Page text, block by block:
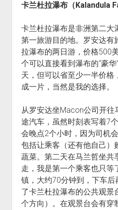
卡兰杜拉瀑布（Kalandula
卡兰杜拉瀑布是非洲第二大
第一旅游目的地。罗安达有
拉瀑布的两日游，价格500
个可以直接看到瀑布的“豪
天，但可以省至少一半价格
成一片，当然是我的选择。
从罗安达坐Macon公司开往
途汽车，虽然时刻表写着7
会晚点2个小时，因为司机
包括让乘客（还有他自己）
蔬菜。第二天在马兰哲坐共
走，我是第一个乘客也只等
镇，大约70分钟到，下车
了卡兰杜拉瀑布的公共观景
个方向）。在观景台会有穿